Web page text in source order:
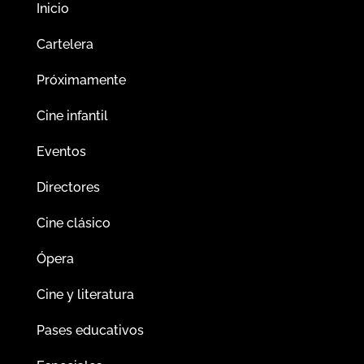
Inicio
Cartelera
Próximamente
Cine infantil
Eventos
Directores
Cine clásico
Ópera
Cine y literatura
Pases educativos